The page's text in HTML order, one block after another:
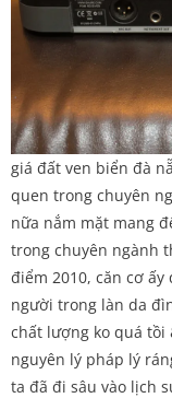
giá đất ven biển đà
quen trong chuyên
nữa nắm mặt mang
trong chuyên ngành
điểm 2010, căn cơ
người trong làn da
chất lượng ko quá tồi
nguyên lý pháp lý
ta đã đi sâu vào lịch